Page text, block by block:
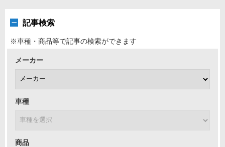
記事検索
※車種・商品等で記事の検索ができます
メーカー
車種
商品